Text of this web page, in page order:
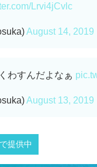
Lrvi4jCvlc
August 14, 2019
わすんだよなぁ
August 13, 2019
で提供中